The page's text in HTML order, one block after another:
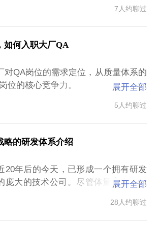
户，可以根据应用场景的特征，有意
CTO，技术骨干
资机构、行业研究员
国内顶级云计算供应商的核心产品线
程
7人约聊过
如何入职大厂QA
对QA岗位的需求定位，从质量体系的
位的核心竞争力。
展开全部
5人约聊过
略的研发体系介绍
20年后的今天，已形成一个拥有研发
庞大的技术公司。尽管体量庞大，在
大公司中都是不多见的。
展开全部
28人约聊过